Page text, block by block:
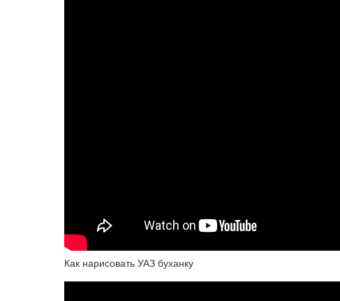
Как нарисовать УАЗ буханку